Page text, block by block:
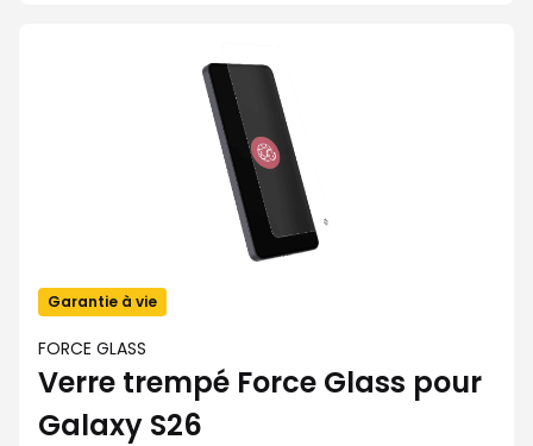
Garantie à vie
FORCE GLASS
Verre trempé Force Glass pour
Galaxy S26